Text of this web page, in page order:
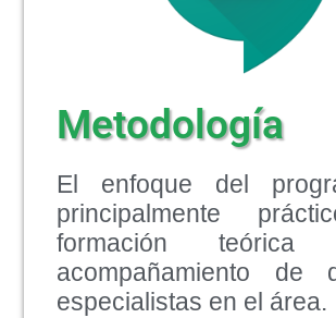
Metodología
El enfoque del
principalmente
formación
acompañamiento de
especialistas en el área.